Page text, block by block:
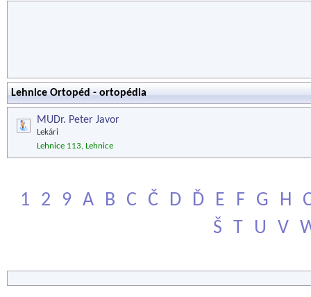
Lehnice Ortopéd - ortopédia
MUDr. Peter Javor
Lekári
Lehnice 113, Lehnice
1 2 9 A B C Č D Ď E F G H
Š
T U V